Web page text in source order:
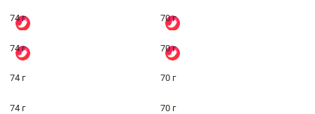
74 г 70 г
74 г 70 г
74 г 70 г
74 г 70 г